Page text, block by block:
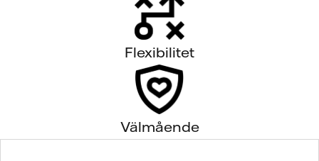
Flexibilitet
Välmående